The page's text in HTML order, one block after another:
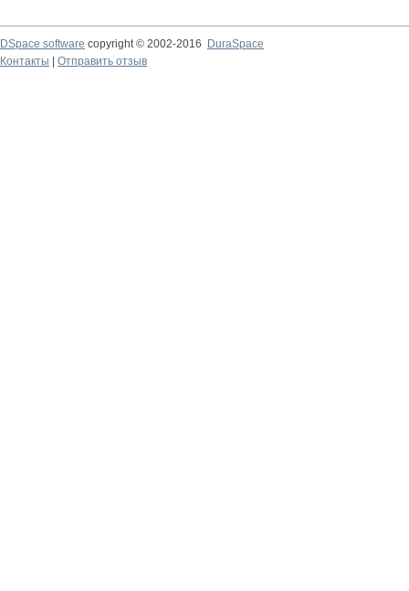
DSpace software copyright © 2002-2016
DuraSpace
Контакты
Отправить отзыв